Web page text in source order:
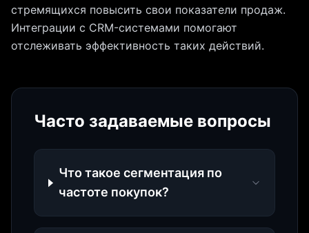
стремящихся повысить свои показатели продаж.
Интеграции с CRM-системами помогают
отслеживать эффективность таких действий.
Часто задаваемые вопросы
Что такое сегментация по
частоте покупок?